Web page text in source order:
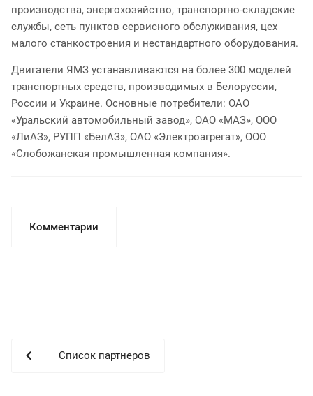
производства, энергохозяйство, транспортно-складские
службы, сеть пунктов сервисного обслуживания, цех
малого станкостроения и нестандартного оборудования.
Двигатели ЯМЗ устанавливаются на более 300 моделей
транспортных средств, производимых в Белоруссии,
России и Украине. Основные потребители: ОАО
«Уральский автомобильный завод», ОАО «МАЗ», ООО
«ЛиАЗ», РУПП «БелАЗ», ОАО «Электроагрегат», ООО
«Слобожанская промышленная компания».
Комментарии
Список партнеров